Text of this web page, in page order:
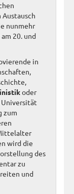
nunmehr
20. und
in
oder
zum
wird die
des
zu
und